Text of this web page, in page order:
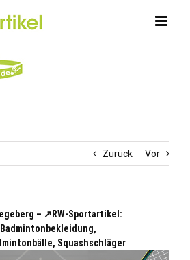
Zurück Vor
– ↗️RW-Sportartikel:
Squashschläger